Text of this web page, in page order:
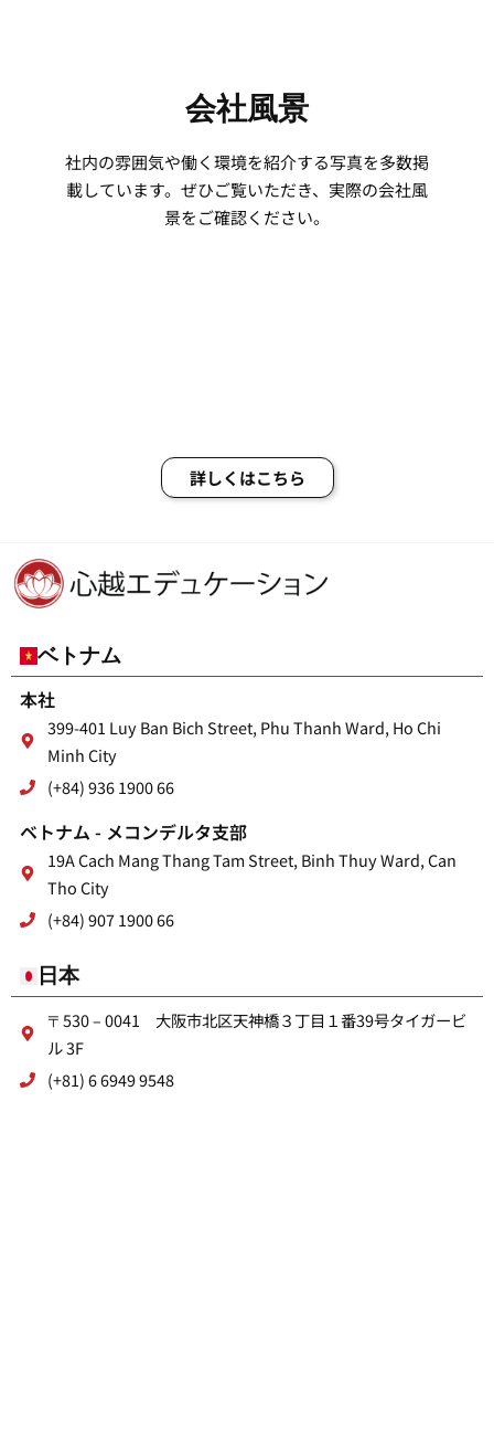
会社風景
社内の雰囲気や働く環境を紹介する写真を多数掲
載しています。ぜひご覧いただき、実際の会社風
景をご確認ください。
詳しくはこちら
ベトナム
本社
399-401 Luy Ban Bich Street, Phu Thanh Ward, Ho Chi
Minh City
(+84) 936 1900 66
ベトナム - メコンデルタ支部
19A Cach Mang Thang Tam Street, Binh Thuy Ward, Can
Tho City
(+84) 907 1900 66
日本
〒530 – 0041 大阪市北区天神橋３丁目１番39号タイガービ
ル 3F
(+81) 6 6949 9548